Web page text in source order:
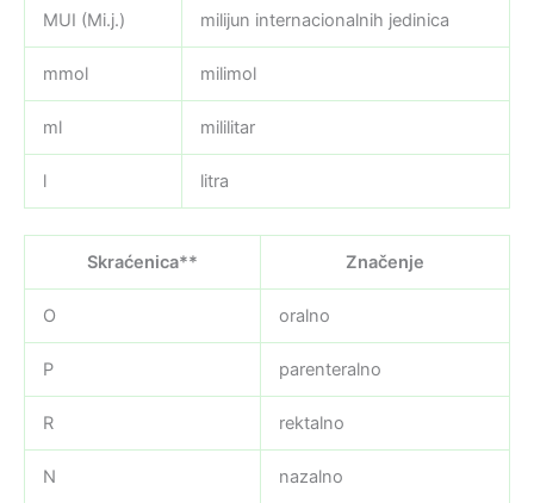
MUI (Mi.j.) milijun internacionalnih jedinica
mmol milimol
ml mililitar
l litra
Skraćenica** Značenje
O oralno
P parenteralno
R rektalno
N nazalno